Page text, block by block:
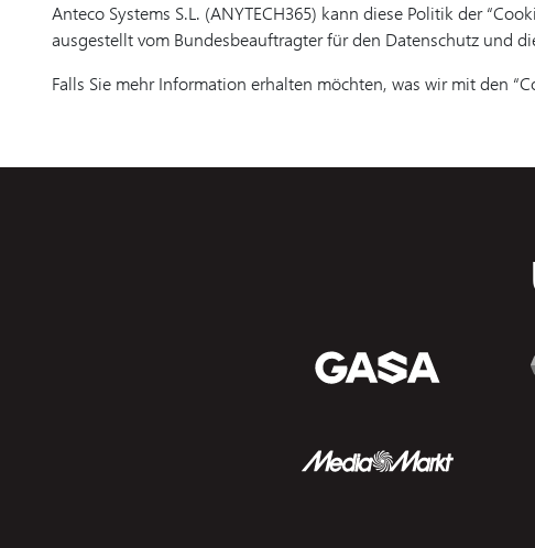
Anteco Systems S.L. (ANYTECH365) kann diese Politik der
ausgestellt vom Bundesbeauftragter für den Datenschutz und
Falls Sie mehr Information erhalten möchten, was wir mit den